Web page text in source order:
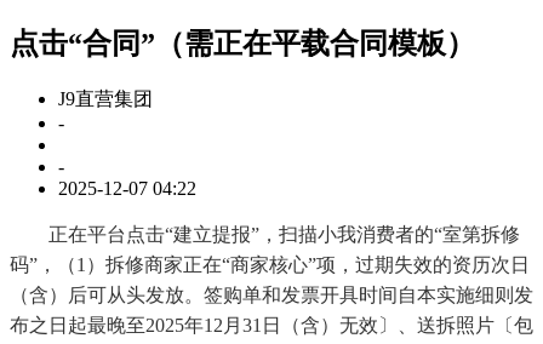
点击“合同”（需正在平载合同模板）
J9直营集团
-
-
2025-12-07 04:22
正在平台点击“建立提报”，扫描小我消费者的“室第拆修
码”，（1）拆修商家正在“商家核心”项，过期失效的资历次日
（含）后可从头发放。签购单和发票开具时间自本实施细则发
布之日起最晚至2025年12月31日（含）无效〕、送拆照片〔包